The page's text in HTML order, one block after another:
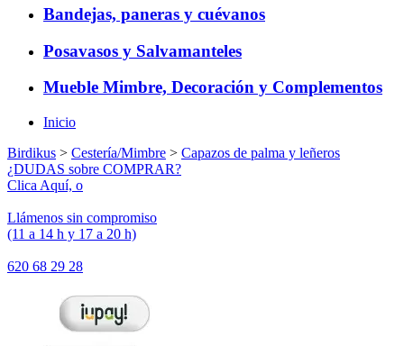
Bandejas, paneras y cuévanos
Posavasos y Salvamanteles
Mueble Mimbre, Decoración y Complementos
Inicio
Birdikus > Cestería/Mimbre > Capazos de palma y leñeros
¿DUDAS sobre COMPRAR?
Clica Aquí, o
Llámenos sin compromiso
(11 a 14 h y 17 a 20 h)
620 68 29 28